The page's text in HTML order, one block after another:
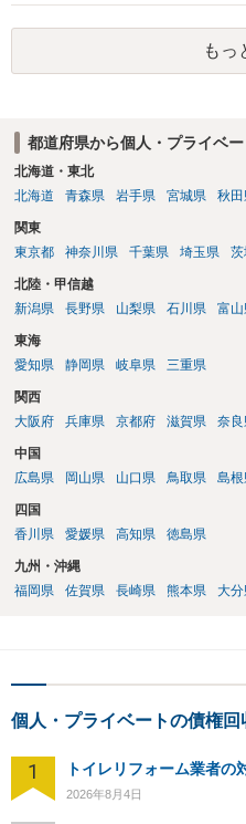
す。 一方、このチケット購入に
も付随していたことを無視するこ
ば、交際を終了させたことにより
重大な障害が発生しており、当然
えば、当該チケットが座席指定で
隣り合わせになることは避けたい
ところです。一方、チケットがエ
あったり特別席であったりすれば
ん。当該チケットがチケット転売
該当し、券面上使用者が指定され
法的には「当事者の合理的意思」
必要になると思われます。なかな
ても回答は異なるかもしれません。
もっ
都道府県から個人・プライベ
北海道・東北
北海道
青森県 岩手県 宮城県 秋田
関東
東京都
神奈川県 千葉県 埼玉県
北陸・甲信越
新潟県
長野県 山梨県 石川県 富山
東海
愛知県
静岡県 岐阜県 三重県
関西
大阪府
兵庫県 京都府 滋賀県 奈良
中国
広島県
岡山県 山口県 鳥取県 島根
四国
香川県
愛媛県 高知県 徳島県
九州・沖縄
福岡県
佐賀県 長崎県 熊本県 大分
個人・プライベートの債権
1 トイレリフォーム業者の
2026年8月4日